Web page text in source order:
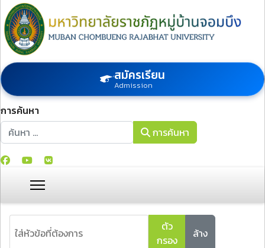
สมัครเรียน
Admission
การค้นหา
การค้นหา
การค้นหา
ตัว
กรอง
ล้าง